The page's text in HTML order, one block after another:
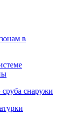
в
снаружи